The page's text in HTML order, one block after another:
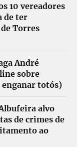
10 vereadores
de ter
Torres
André
sobre
enganar totós)
alvo
de crimes de
ao